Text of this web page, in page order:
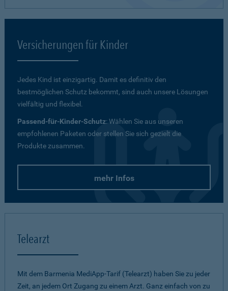
Versicherungen für Kinder
Jedes Kind ist einzigartig. Damit es definitiv den
bestmöglichen Schutz bekommt, sind auch unsere Lösungen
vielfältig und flexibel.
Passend-für-Kinder-Schutz: Wählen Sie aus unseren
empfohlenen Paketen oder stellen Sie sich gezielt die
Produkte zusammen.
mehr Infos
Telearzt
Mit dem Barmenia MediApp-Tarif (Telearzt) haben Sie zu jeder
Zeit, an jedem Ort Zugang zu einem Arzt. Ganz einfach von zu